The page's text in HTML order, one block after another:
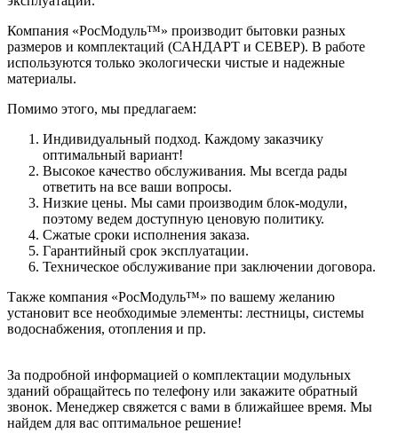
Компания «РосМодуль™» производит бытовки разных
размеров и комплектаций (САНДАРТ и СЕВЕР). В работе
используются только экологически чистые и надежные
материалы.
Помимо этого, мы предлагаем:
Индивидуальный подход. Каждому заказчику
оптимальный вариант!
Высокое качество обслуживания. Мы всегда рады
ответить на все ваши вопросы.
Низкие цены. Мы сами производим блок-модули,
поэтому ведем доступную ценовую политику.
Сжатые сроки исполнения заказа.
Гарантийный срок эксплуатации.
Техническое обслуживание при заключении договора.
Также компания «РосМодуль™» по вашему желанию
установит все необходимые элементы: лестницы, системы
водоснабжения, отопления и пр.
За подробной информацией о комплектации модульных
зданий обращайтесь по телефону или закажите обратный
звонок. Менеджер свяжется с вами в ближайшее время. Мы
найдем для вас оптимальное решение!